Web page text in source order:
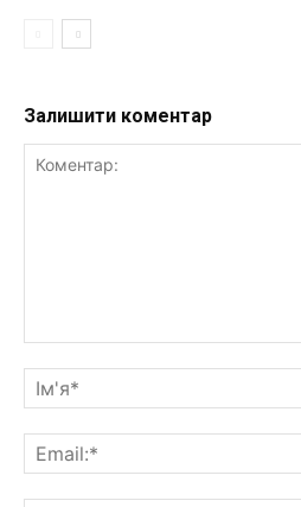
Залишити коментар